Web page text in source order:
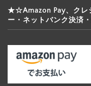
★☆Amazon Pay、クレ
ー・ネットバンク決済